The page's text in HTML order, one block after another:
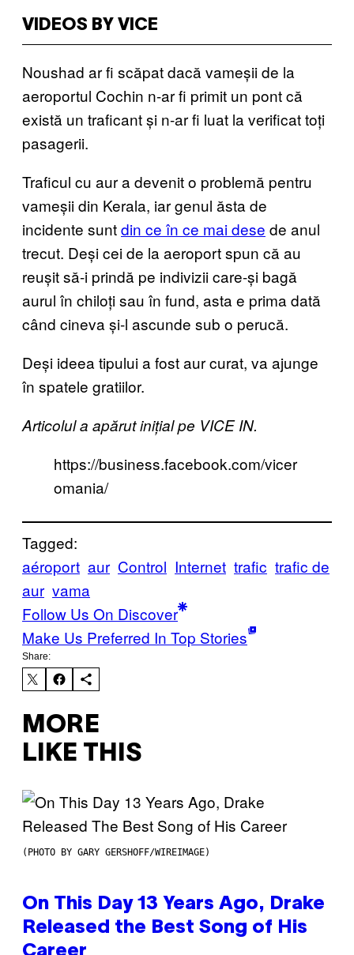
VIDEOS BY VICE
Noushad ar fi scăpat dacă vameșii de la
aeroportul Cochin n-ar fi primit un pont că
există un traficant și n-ar fi luat la verificat toți
pasagerii.
Traficul cu aur a devenit o problemă pentru
vameșii din Kerala, iar genul ăsta de
incidente suntdin ce în ce mai dese de anul
trecut. Deși cei de la aeroport spun că au
reușit să-i prindă pe indivizii care-și bagă
aurul în chiloți sau în fund, asta e prima dată
când cineva și-l ascunde sub o perucă.
Deși ideea tipului a fost aur curat, va ajunge
în spatele gratiilor.
Articolul a apărut inițial pe VICE IN.
https://business.facebook.com/vicer
omania/
Tagged:
aéroport aur Control Internet trafic trafic de
aur vama
Follow Us On Discover
Make Us Preferred In Top Stories
Share:
MORE
LIKE THIS
(PHOTO BY GARY GERSHOFF/WIREIMAGE)
On This Day 13 Years Ago, Drake
Released the Best Song of His